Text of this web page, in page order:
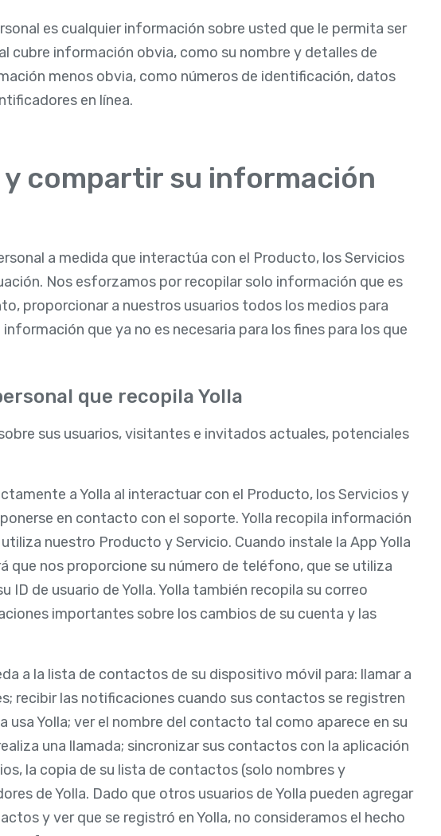
es cualquier información sobre usted que le permita ser
cubre información obvia, como su nombre y detalles de
menos obvia, como números de identificación, datos
en línea.
y compartir su información
a medida que interactúa con el Producto, los Servicios
Nos esforzamos por recopilar solo información que es
proporcionar a nuestros usuarios todos los medios para
que ya no es necesaria para los fines para los que
que recopila Yolla
sus usuarios, visitantes e invitados actuales, potenciales
a Yolla al interactuar con el Producto, los Servicios y
en contacto con el soporte. Yolla recopila información
nuestro Producto y Servicio. Cuando instale la App Yolla
que nos proporcione su número de teléfono, que se utiliza
ID de usuario de Yolla. Yolla también recopila su correo
importantes sobre los cambios de su cuenta y las
a la lista de contactos de su dispositivo móvil para: llamar a
recibir las notificaciones cuando sus contactos se registren
usa Yolla; ver el nombre del contacto tal como aparece en su
una llamada; sincronizar sus contactos con la aplicación
la copia de su lista de contactos (solo nombres y
de Yolla. Dado que otros usuarios de Yolla pueden agregar
y ver que se registró en Yolla, no consideramos el hecho